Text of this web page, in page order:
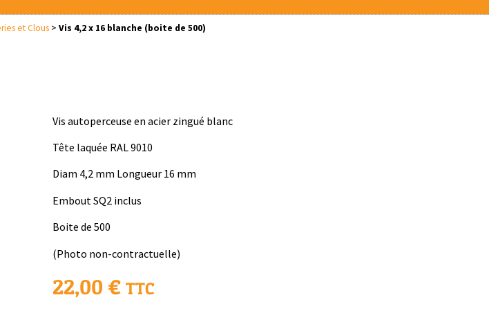
et Clous > Vis 4,2 x 16 blanche (boite de 500)
Vis autoperceuse en acier zingué blanc
Tête laquée RAL 9010
Diam 4,2 mm Longueur 16 mm
Embout SQ2 inclus
Boite de 500
(Photo non-contractuelle)
22,00 € TTC